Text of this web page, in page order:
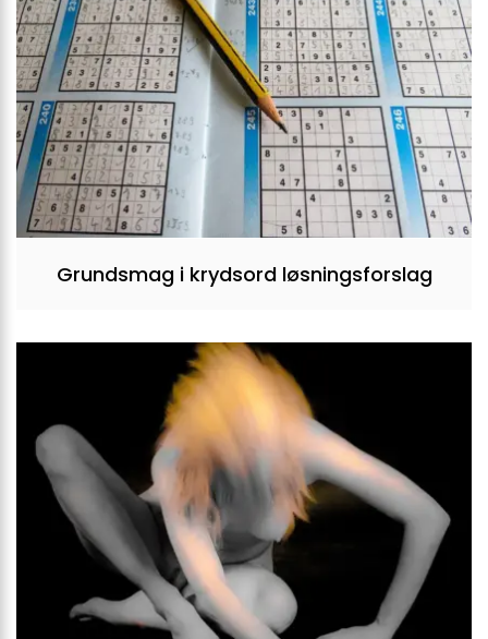
Grundsmag i krydsord løsningsforslag